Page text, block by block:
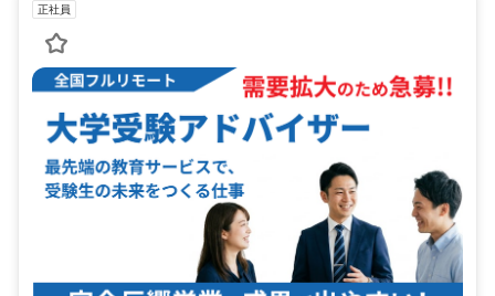
正社員